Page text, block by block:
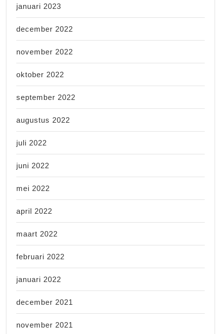
januari 2023
december 2022
november 2022
oktober 2022
september 2022
augustus 2022
juli 2022
juni 2022
mei 2022
april 2022
maart 2022
februari 2022
januari 2022
december 2021
november 2021